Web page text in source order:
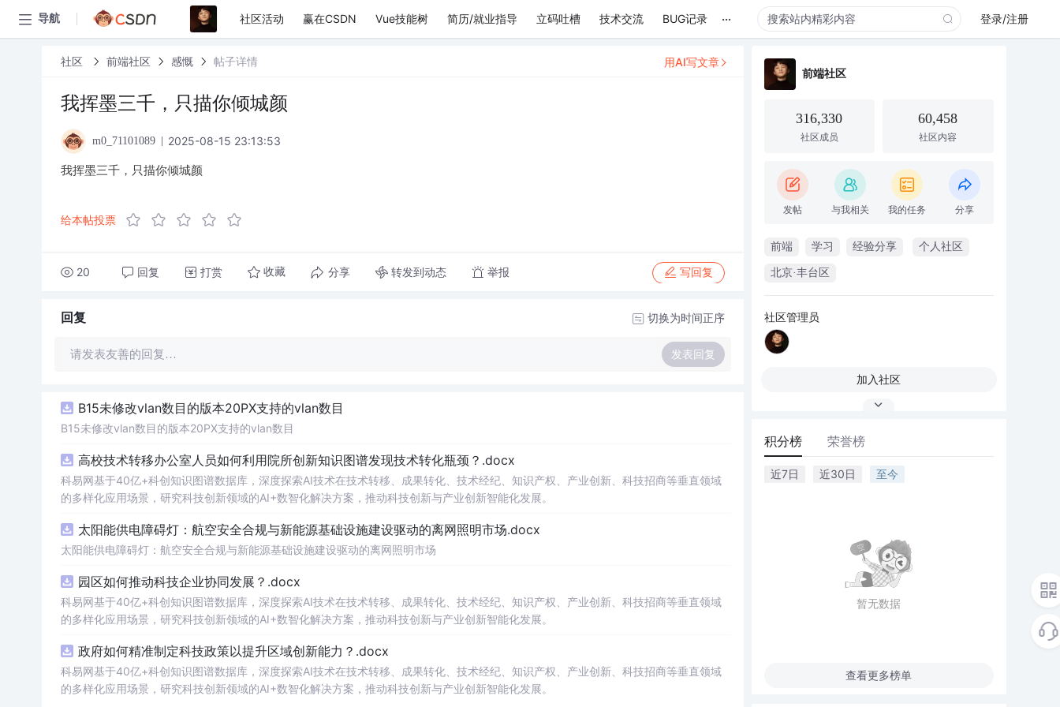
导航 社区活动 赢在CSDN Vue技能树 简历/就业指导 立码吐槽 技术交流 BUG记录 ... 登录/注册
社区 前端社区 感慨 帖子详情
我挥墨三千，只描你倾城颜
m0_71101089 2025-08-15 23:13:53
我挥墨三千，只描你倾城颜
给本帖投票
20 回复 打赏 收藏 分享 转发到动态 举报 写回复
用AI写文章
回复 切换为时间正序
请发表友善的回复… 发表回复
B15未修改vlan数目的版本20PX支持的vlan数目
B15未修改vlan数目的版本20PX支持的vlan数目
高校技术转移办公室人员如何利用院所创新知识图谱发现技术转化瓶颈？.docx
科易网基于40亿+科创知识图谱数据库，深度探索AI技术在技术转移、成果转化、技术经纪、知识产权、产业创新、科技招商等垂直领域
的多样化应用场景，研究科技创新领域的AI+数智化解决方案，推动科技创新与产业创新智能化发展。
太阳能供电障碍灯：航空安全合规与新能源基础设施建设驱动的离网照明市场.docx
太阳能供电障碍灯：航空安全合规与新能源基础设施建设驱动的离网照明市场
园区如何推动科技企业协同发展？.docx
科易网基于40亿+科创知识图谱数据库，深度探索AI技术在技术转移、成果转化、技术经纪、知识产权、产业创新、科技招商等垂直领域
的多样化应用场景，研究科技创新领域的AI+数智化解决方案，推动科技创新与产业创新智能化发展。
政府如何精准制定科技政策以提升区域创新能力？.docx
科易网基于40亿+科创知识图谱数据库，深度探索AI技术在技术转移、成果转化、技术经纪、知识产权、产业创新、科技招商等垂直领域
的多样化应用场景，研究科技创新领域的AI+数智化解决方案，推动科技创新与产业创新智能化发展。
前端社区
316,330
社区成员
60,458
社区内容
发帖 与我相关 我的任务 分享
前端 学习 经验分享 个人社区
北京·丰台区
社区管理员
加入社区
积分榜 荣誉榜
近7日 近30日 至今
暂无数据
查看更多榜单